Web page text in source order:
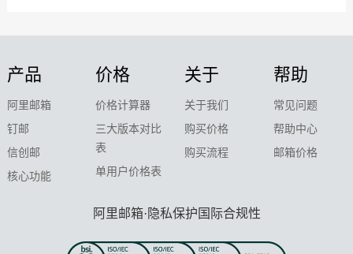
产品
阿里邮箱
钉邮
信创邮
核心功能
价格
价格计算器
三大版本对比
表
单用户价格表
关于
关于我们
购买价格
购买流程
帮助
常见问题
帮助中心
邮箱价格
阿里邮箱·隐私保护国际合规性